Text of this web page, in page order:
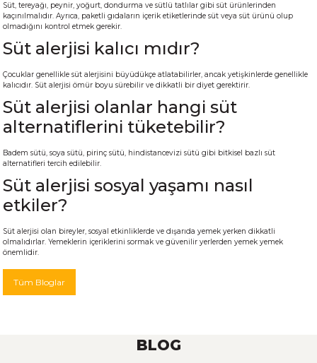
Süt, tereyağı, peynir, yoğurt, dondurma ve sütlü tatlılar gibi süt ürünlerinden
kaçınılmalıdır. Ayrıca, paketli gıdaların içerik etiketlerinde süt veya süt ürünü olup
olmadığını kontrol etmek gerekir.
Süt alerjisi kalıcı mıdır?
Çocuklar genellikle süt alerjisini büyüdükçe atlatabilirler, ancak yetişkinlerde genellikle
kalıcıdır. Süt alerjisi ömür boyu sürebilir ve dikkatli bir diyet gerektirir.
Süt alerjisi olanlar hangi süt
alternatiflerini tüketebilir?
Badem sütü, soya sütü, pirinç sütü, hindistancevizi sütü gibi bitkisel bazlı süt
alternatifleri tercih edilebilir.
Süt alerjisi sosyal yaşamı nasıl
etkiler?
Süt alerjisi olan bireyler, sosyal etkinliklerde ve dışarıda yemek yerken dikkatli
olmalıdırlar. Yemeklerin içeriklerini sormak ve güvenilir yerlerden yemek yemek
önemlidir.
Tüm Bloglar
BLOG